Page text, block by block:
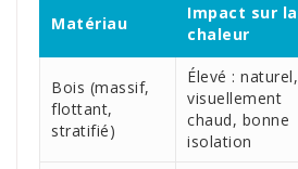
Matériau
Impact sur la
chaleur
Bois (massif,
flottant,
stratifié)
Élevé : naturel,
visuellement
chaud, bonne
isolation